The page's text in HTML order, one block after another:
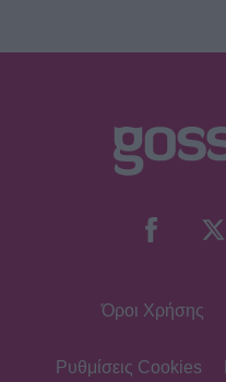
Όροι Χρήσης
Ρυθμίσεις Cookies